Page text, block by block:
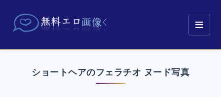
ショートヘアのフェラチオ ヌード写真